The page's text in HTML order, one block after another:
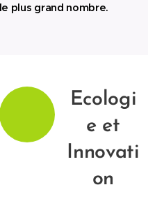
plus grand nombre.
Ecologi
e et
Innovati
on